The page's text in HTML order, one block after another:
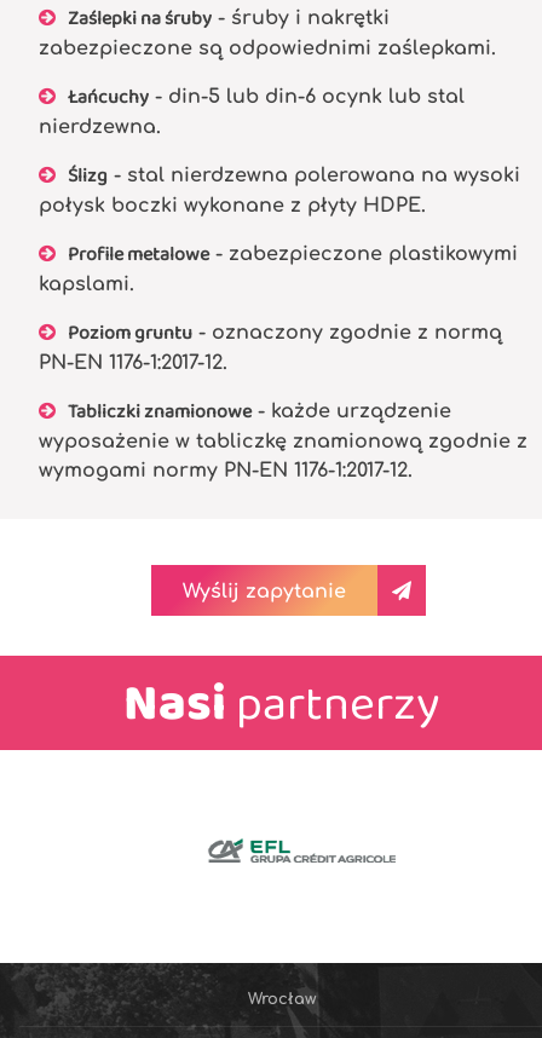
Zaślepki na śruby - śruby i nakrętki
zabezpieczone są odpowiednimi zaślepkami.
Łańcuchy - din-5 lub din-6 ocynk lub stal
nierdzewna.
Ślizg - stal nierdzewna polerowana na wysoki
połysk boczki wykonane z płyty HDPE.
Profile metalowe- zabezpieczone plastikowymi
kapslami.
Poziom gruntu - oznaczony zgodnie z normą
PN-EN 1176-1:2017-12.
Tabliczki znamionowe- każde urządzenie
wyposażenie w tabliczkę znamionową zgodnie z
wymogami normy PN-EN 1176-1:2017-12.
Wyślij zapytanie
Nasipartnerzy
Wrocław